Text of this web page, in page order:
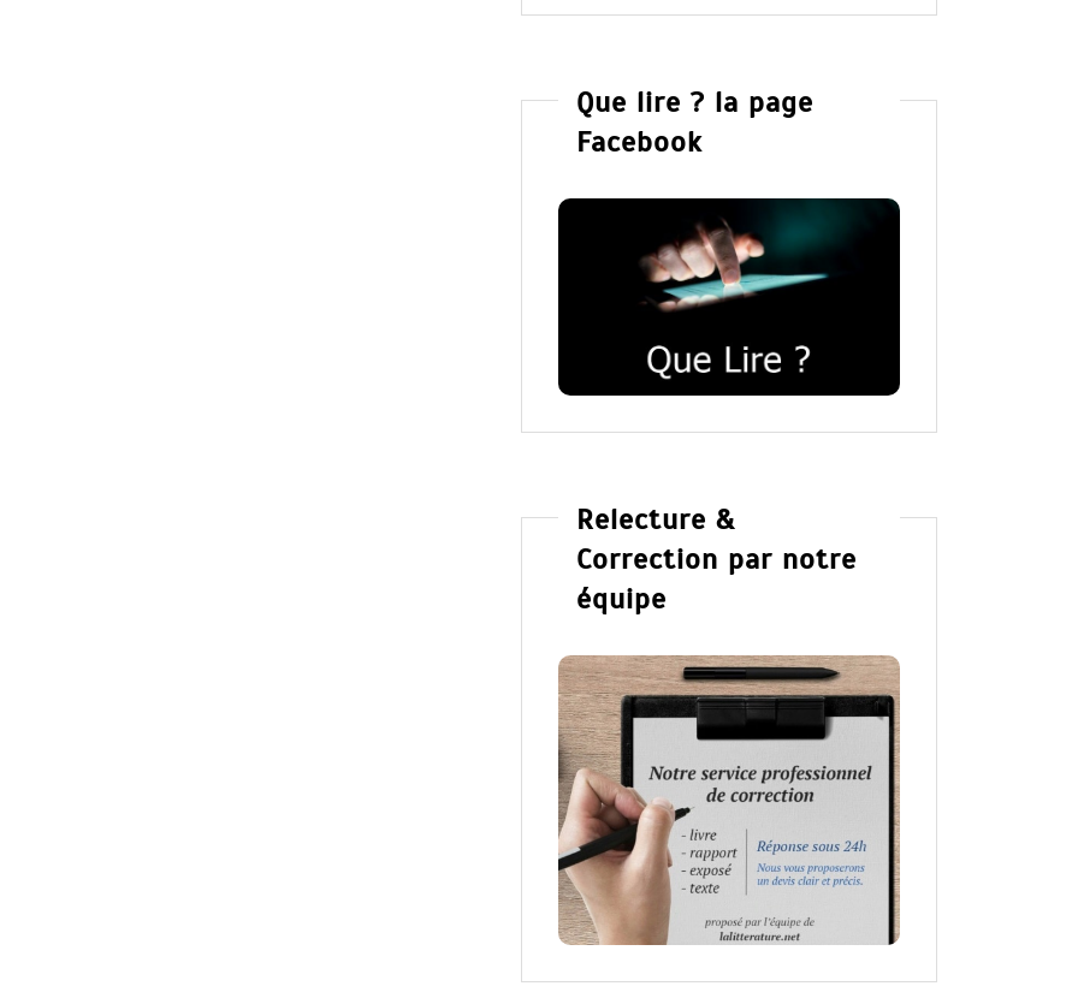
Que lire ? la page
Facebook
Relecture &
Correction par notre
équipe